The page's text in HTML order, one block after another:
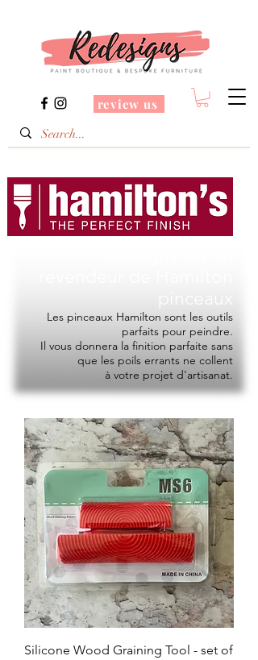
review us
Les pinceaux Hamilton sont les outils
parfaits pour peindre.
Il vous donnera la finition parfaite sans
que les poils errants ne collent
à votre projet d'artisanat.
Silicone Wood Graining Tool - set of